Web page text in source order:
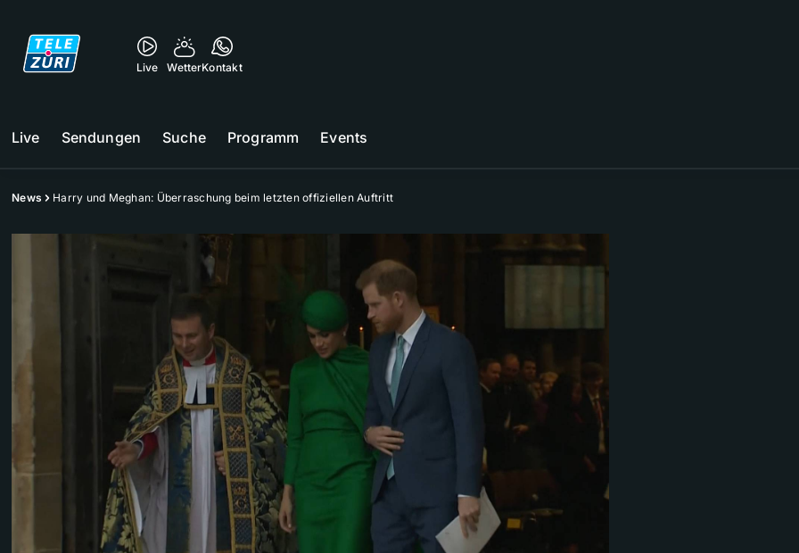
Live WetterKontakt
Live Sendungen Suche Programm Events
News Harry und Meghan: Überraschung beim letzten offiziellen Auftritt